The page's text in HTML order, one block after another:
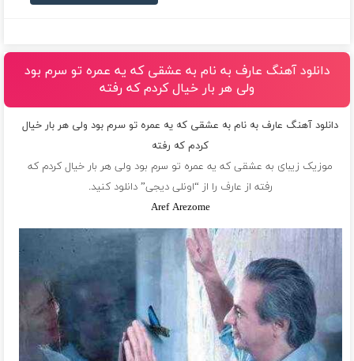
دانلود آهنگ عارف به نام به عشقی که یه عمره تو سرم بود
ولی هر بار خیال کردم که رفته
دانلود آهنگ عارف به نام به عشقی که یه عمره تو سرم بود ولی هر بار خیال
کردم که رفته
موزیک زیبای به عشقی که یه عمره تو سرم بود ولی هر بار خیال کردم که
رفته از عارف را از “اونلی دیجی” دانلود کنید.
Aref Arezome